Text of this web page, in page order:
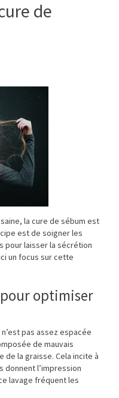
de
la cure de sébum est
est de soigner les
pour laisser la sécrétion
un focus sur cette
optimiser
pas assez espacée
de mauvais
la graisse. Cela incite à
donnent l’impression
lavage fréquent les